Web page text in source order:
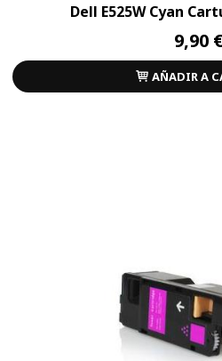
Dell E525W Cyan
9,90
AÑADIR A